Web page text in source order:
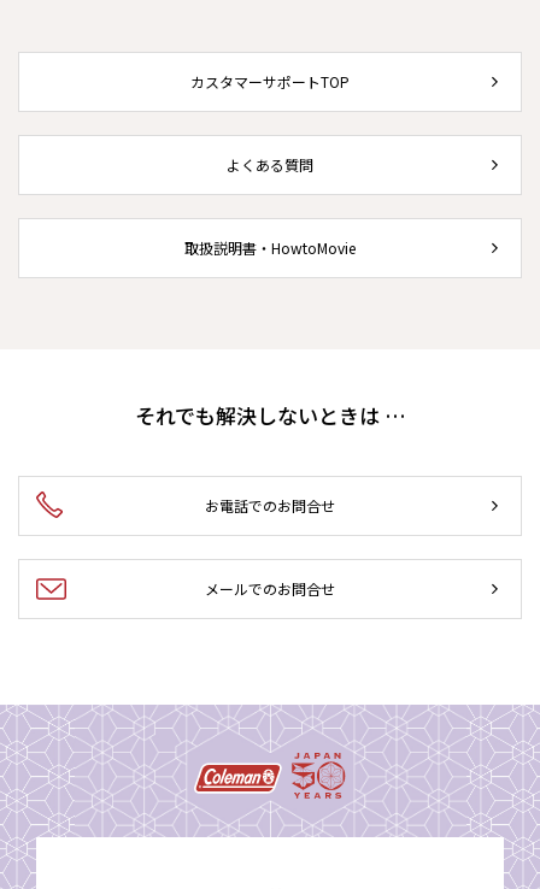
カスタマーサポートTOP
よくある質問
取扱説明書・HowtoMovie
それでも解決しないときは …
お電話でのお問合せ
メールでのお問合せ